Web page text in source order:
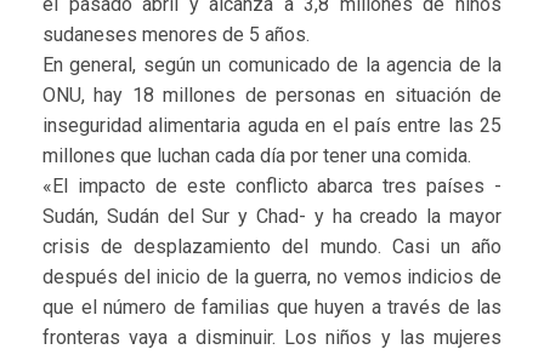
el pasado abril y alcanza a 3,8 millones de niños
sudaneses menores de 5 años.
En general, según un comunicado de la agencia de la
ONU, hay 18 millones de personas en situación de
inseguridad alimentaria aguda en el país entre las 25
millones que luchan cada día por tener una comida.
«El impacto de este conflicto abarca tres países -
Sudán, Sudán del Sur y Chad- y ha creado la mayor
crisis de desplazamiento del mundo. Casi un año
después del inicio de la guerra, no vemos indicios de
que el número de familias que huyen a través de las
fronteras vaya a disminuir. Los niños y las mujeres